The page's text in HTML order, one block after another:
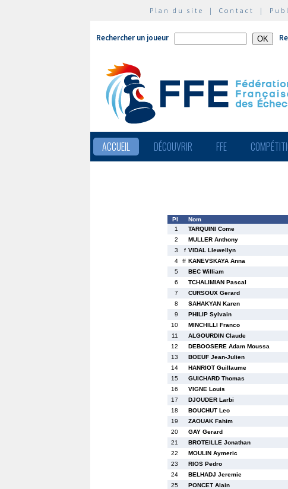
Plan du site | Contact |
Rechercher un joueur
ACCUEIL DÉCOUVRIR FFE
Pl Nom
1
TARQUINI Come
2
MULLER Anthony
3
f VIDAL Llewellyn
4
ff KANEVSKAYA Anna
5
BEC William
6
TCHALIMIAN Pascal
7
CURSOUX Gerard
8
SAHAKYAN Karen
9
PHILIP Sylvain
10
MINCHILLI Franco
11
ALGOURDIN Claude
12
DEBOOSERE Adam Moussa
13
BOEUF Jean-Julien
14
HANRIOT Guillaume
15
GUICHARD Thomas
16
VIGNE Louis
17
DJOUDER Larbi
18
BOUCHUT Leo
19
ZAOUAK Fahim
20
GAY Gerard
21
BROTEILLE Jonathan
22
MOULIN Aymeric
23
RIOS Pedro
24
BELHADJ Jeremie
25
PONCET Alain